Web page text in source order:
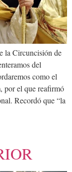
la Circuncisión de
del
como el
por el que reafirmó
Recordó que “la